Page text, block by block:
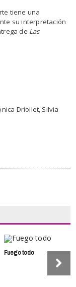
tiene una
su interpretación
de Las
Driollet, Silvia
Fuego todo